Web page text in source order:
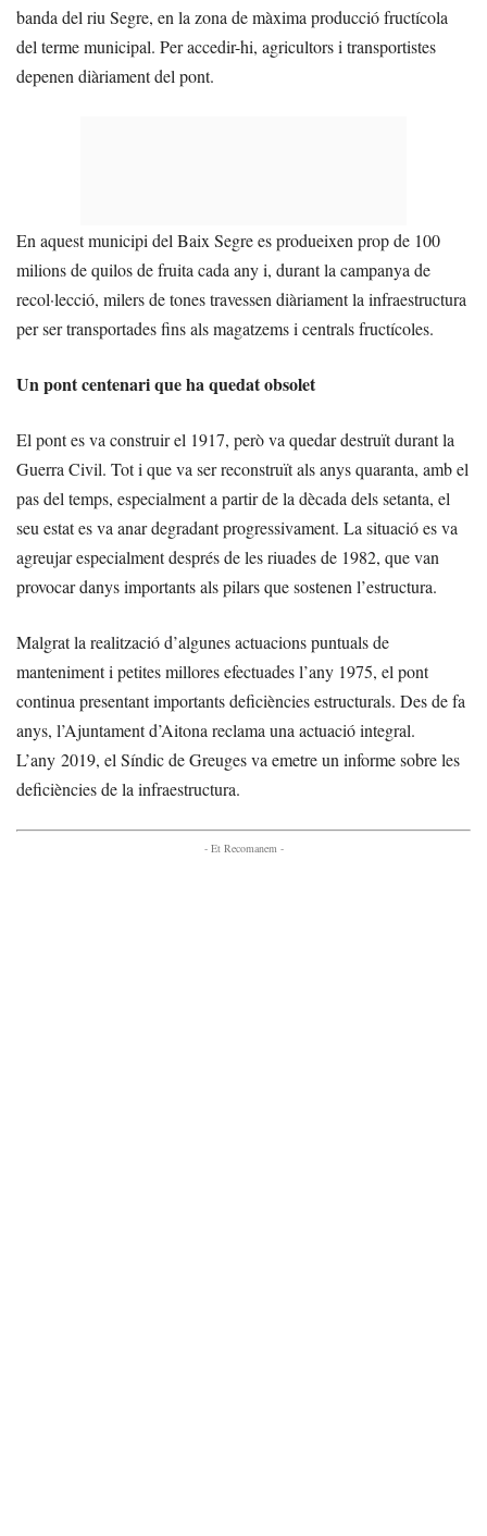
banda del riu Segre, en la zona de màxima producció fructícola
del terme municipal. Per accedir-hi, agricultors i transportistes
depenen diàriament del pont.
En aquest municipi del Baix Segre es produeixen prop de 100
milions de quilos de fruita cada any i, durant la campanya de
recol·lecció, milers de tones travessen diàriament la infraestructura
per ser transportades fins als magatzems i centrals fructícoles.
Un pont centenari que ha quedat obsolet
El pont es va construir el 1917, però va quedar destruït durant la
Guerra Civil. Tot i que va ser reconstruït als anys quaranta, amb el
pas del temps, especialment a partir de la dècada dels setanta, el
seu estat es va anar degradant progressivament. La situació es va
agreujar especialment després de les riuades de 1982, que van
provocar danys importants als pilars que sostenen l’estructura.
Malgrat la realització d’algunes actuacions puntuals de
manteniment i petites millores efectuades l’any 1975, el pont
continua presentant importants deficiències estructurals. Des de fa
anys, l’Ajuntament d’Aitona reclama una actuació integral.
L’any 2019, el Síndic de Greuges va emetre un informe sobre les
deficiències de la infraestructura.
- Et Recomanem -